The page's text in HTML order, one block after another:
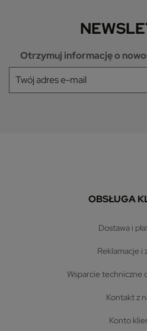
Otrzymuj informację o
OBSŁUGA
dostawa i
reklamacje i
wsparcie
kontakt z
konto